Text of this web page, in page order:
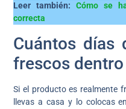
Leer también: Cómo se
correcta
Cuántos días
frescos
Si el producto es realmente
llevas a casa y lo colocas